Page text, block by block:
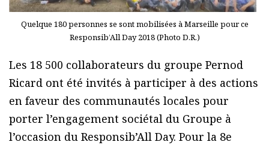
Quelque 180 personnes se sont mobilisées à Marseille pour ce
Responsib’All Day 2018 (Photo D.R.)
Les 18 500 collaborateurs du groupe Pernod
Ricard ont été invités à participer à des actions
en faveur des communautés locales pour
porter l’engagement sociétal du Groupe à
l’occasion du Responsib’All Day. Pour la 8e